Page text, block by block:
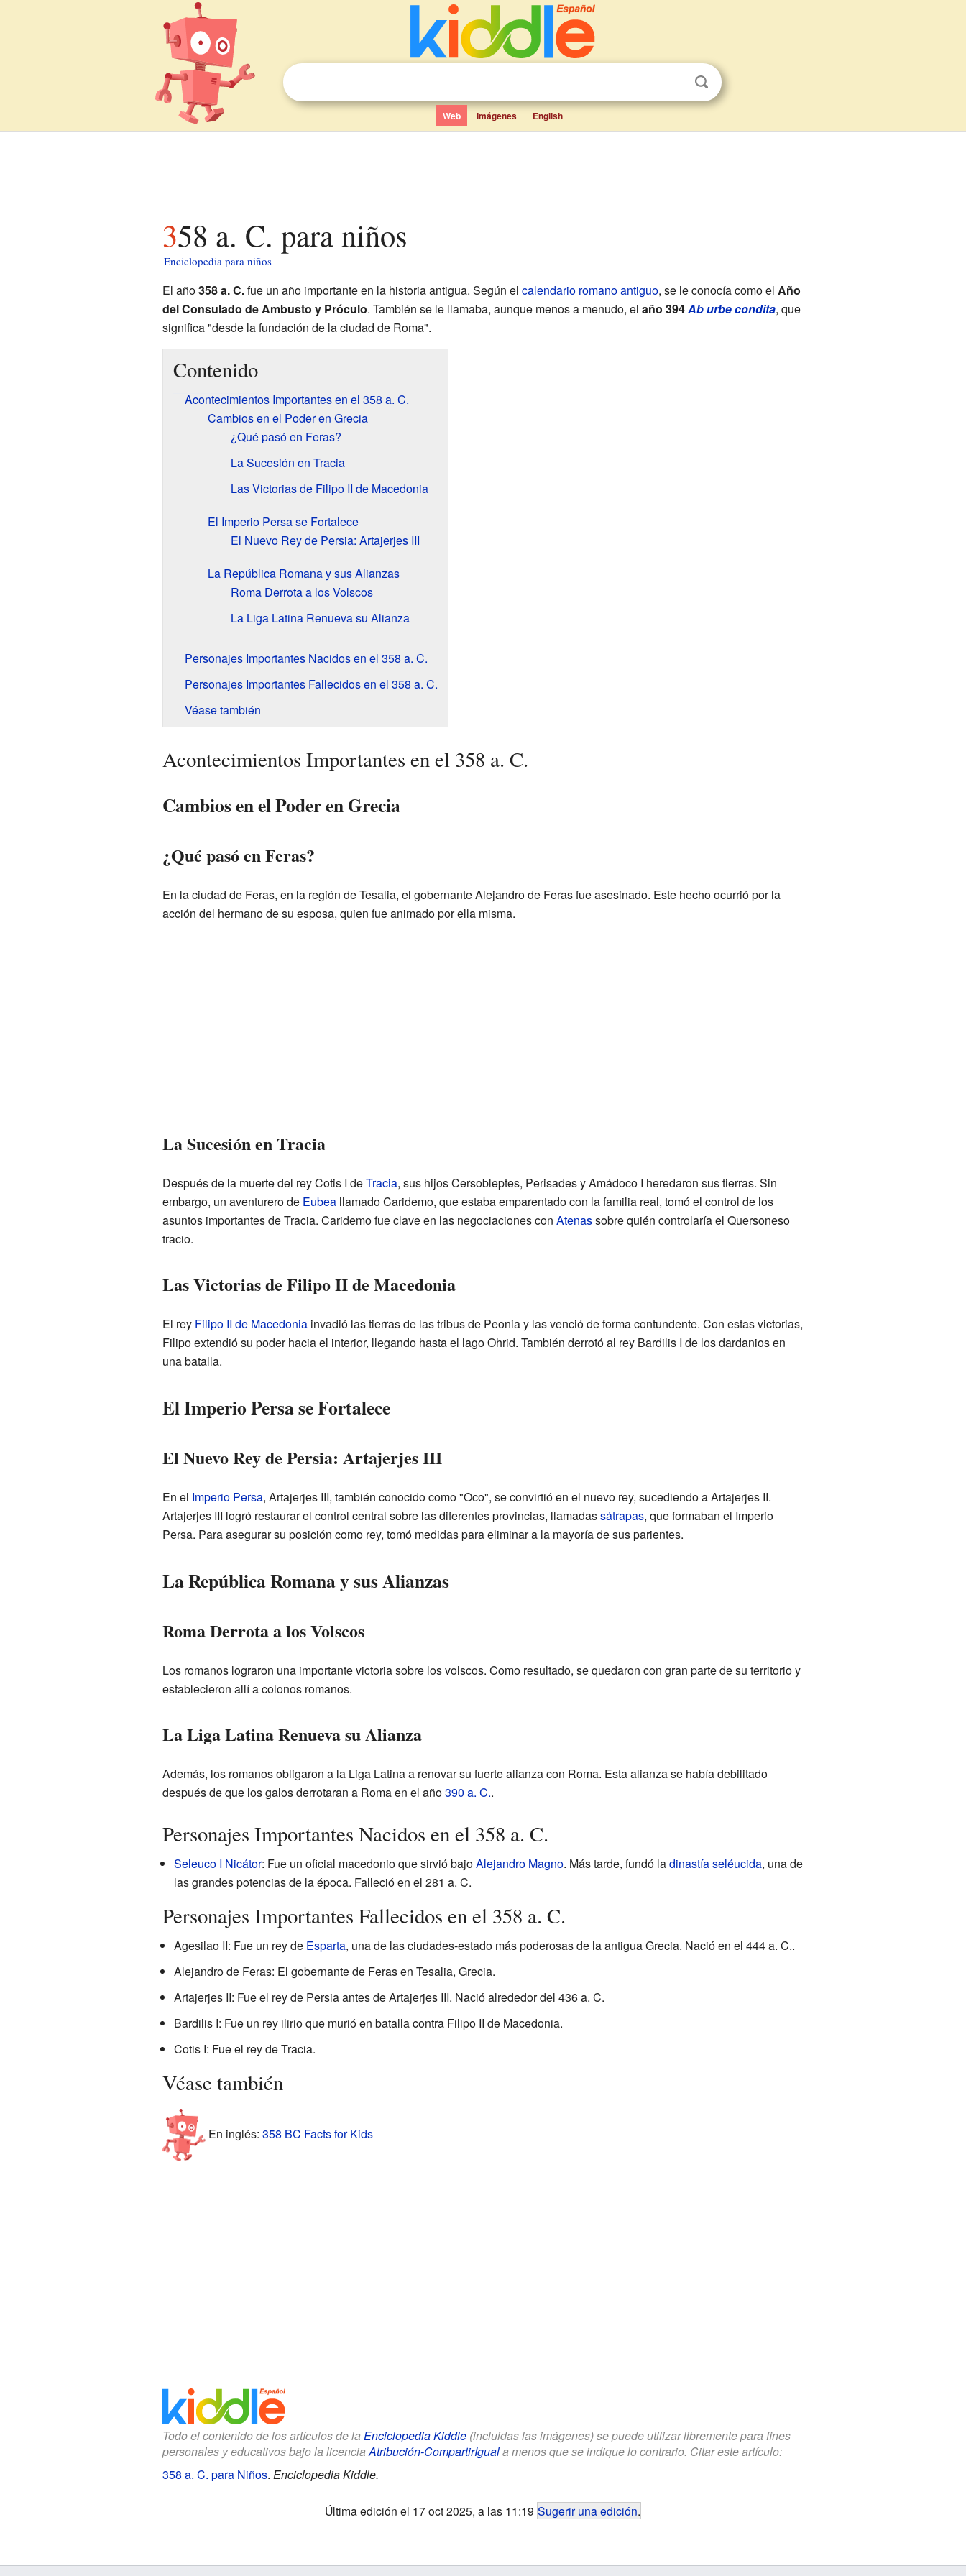
Web Imágenes English
358 a. C. para niños
Enciclopedia para niños
El año358 a. C.fue un año importante en la historia antigua. Según el calendario romano antiguo, se le conocía como el Año
del Consulado de Ambusto y Próculo. También se le llamaba, aunque menos a menudo, el año 394Ab urbe condita, que
significa "desde la fundación de la ciudad de Roma".
Contenido
Acontecimientos Importantes en el 358 a. C.
Cambios en el Poder en Grecia
¿Qué pasó en Feras?
La Sucesión en Tracia
Las Victorias de Filipo II de Macedonia
El Imperio Persa se Fortalece
El Nuevo Rey de Persia: Artajerjes III
La República Romana y sus Alianzas
Roma Derrota a los Volscos
La Liga Latina Renueva su Alianza
Personajes Importantes Nacidos en el 358 a. C.
Personajes Importantes Fallecidos en el 358 a. C.
Véase también
Acontecimientos Importantes en el 358 a. C.
Cambios en el Poder en Grecia
¿Qué pasó en Feras?
En la ciudad de Feras, en la región de Tesalia, el gobernante Alejandro de Feras fue asesinado. Este hecho ocurrió por la
acción del hermano de su esposa, quien fue animado por ella misma.
La Sucesión en Tracia
Después de la muerte del rey Cotis I deTracia, sus hijos Cersobleptes, Perisades y Amádoco I heredaron sus tierras. Sin
embargo, un aventurero de Eubeallamado Caridemo, que estaba emparentado con la familia real, tomó el control de los
asuntos importantes de Tracia. Caridemo fue clave en las negociaciones con Atenassobre quién controlaría el Quersoneso
tracio.
Las Victorias de Filipo II de Macedonia
El rey Filipo II de Macedoniainvadió las tierras de las tribus de Peonia y las venció de forma contundente. Con estas victorias,
Filipo extendió su poder hacia el interior, llegando hasta el lago Ohrid. También derrotó al rey Bardilis I de los dardanios en
una batalla.
El Imperio Persa se Fortalece
El Nuevo Rey de Persia: Artajerjes III
En el Imperio Persa, Artajerjes III, también conocido como "Oco", se convirtió en el nuevo rey, sucediendo a Artajerjes II.
Artajerjes III logró restaurar el control central sobre las diferentes provincias, llamadassátrapas, que formaban el Imperio
Persa. Para asegurar su posición como rey, tomó medidas para eliminar a la mayoría de sus parientes.
La República Romana y sus Alianzas
Roma Derrota a los Volscos
Los romanos lograron una importante victoria sobre los volscos. Como resultado, se quedaron con gran parte de su territorio y
establecieron allí a colonos romanos.
La Liga Latina Renueva su Alianza
Además, los romanos obligaron a la Liga Latina a renovar su fuerte alianza con Roma. Esta alianza se había debilitado
después de que los galos derrotaran a Roma en el año390 a. C..
Personajes Importantes Nacidos en el 358 a. C.
Seleuco I Nicátor: Fue un oficial macedonio que sirvió bajoAlejandro Magno. Más tarde, fundó ladinastía seléucida, una de
las grandes potencias de la época. Falleció en el 281 a. C.
Personajes Importantes Fallecidos en el 358 a. C.
Agesilao II: Fue un rey de Esparta, una de las ciudades-estado más poderosas de la antigua Grecia. Nació en el 444 a. C..
Alejandro de Feras: El gobernante de Feras en Tesalia, Grecia.
Artajerjes II: Fue el rey de Persia antes de Artajerjes III. Nació alrededor del 436 a. C.
Bardilis I: Fue un rey ilirio que murió en batalla contra Filipo II de Macedonia.
Cotis I: Fue el rey de Tracia.
Véase también
En inglés: 358 BC Facts for Kids
Todo el contenido de los artículos de la Enciclopedia Kiddle(incluidas las imágenes) se puede utilizar libremente para fines
personales y educativos bajo la licenciaAtribución-CompartirIguala menos que se indique lo contrario. Citar este artículo:
358 a. C. para Niños. Enciclopedia Kiddle.
Última edición el 17 oct 2025, a las 11:19 Sugerir una edición.